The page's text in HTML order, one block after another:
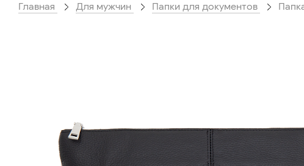
Главная Для мужчин Папки для документов